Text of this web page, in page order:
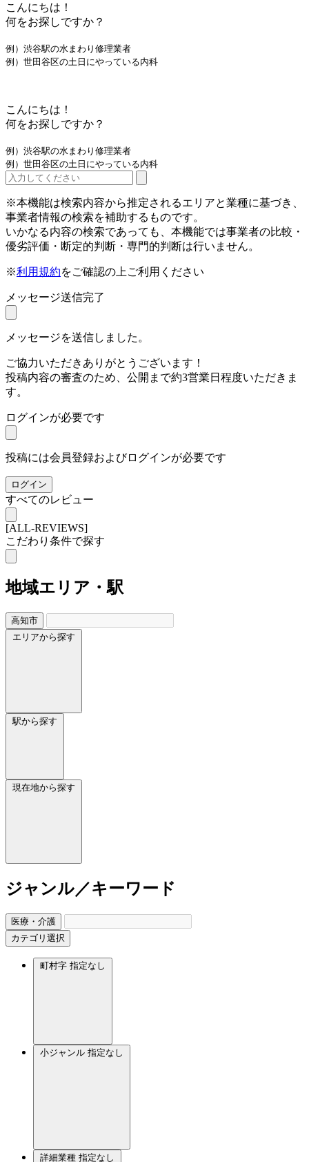
こんにちは！
何をお探しですか？
例）渋谷駅の水まわり修理業者
例）世田谷区の土日にやっている内科
こんにちは！
何をお探しですか？
例）渋谷駅の水まわり修理業者
例）世田谷区の土日にやっている内科
※本機能は検索内容から推定されるエリアと業種に基づき、
事業者情報の検索を補助するものです。
いかなる内容の検索であっても、本機能では事業者の比較・
優劣評価・断定的判断・専門的判断は行いません。
※利用規約をご確認の上ご利用ください
メッセージ送信完了
メッセージを送信しました。
ご協力いただきありがとうございます！
投稿内容の審査のため、公開まで約3営業日程度いただきま
す。
ログインが必要です
投稿には会員登録およびログインが必要です
ログイン
すべてのレビュー
[ALL-REVIEWS]
こだわり条件で探す
地域エリア・駅
高知市
エリアから探す
駅から探す
現在地から探す
ジャンル／キーワード
医療・介護
カテゴリ選択
町村字 指定なし
小ジャンル 指定なし
詳細業種 指定なし